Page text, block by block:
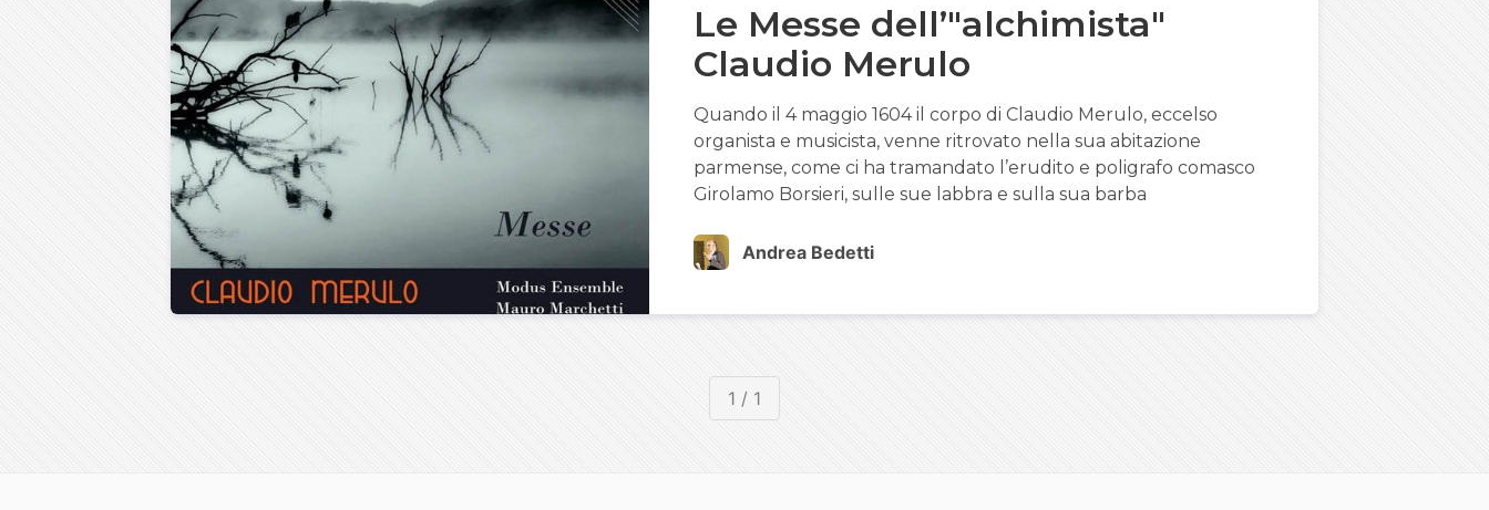
Le Messe dell’"alchimista"
Claudio Merulo
Quando il 4 maggio 1604 il corpo di Claudio Merulo, eccelso
organista e musicista, venne ritrovato nella sua abitazione
parmense, come ci ha tramandato l’erudito e poligrafo comasco
Girolamo Borsieri, sulle sue labbra e sulla sua barba
Andrea Bedetti
1 / 1